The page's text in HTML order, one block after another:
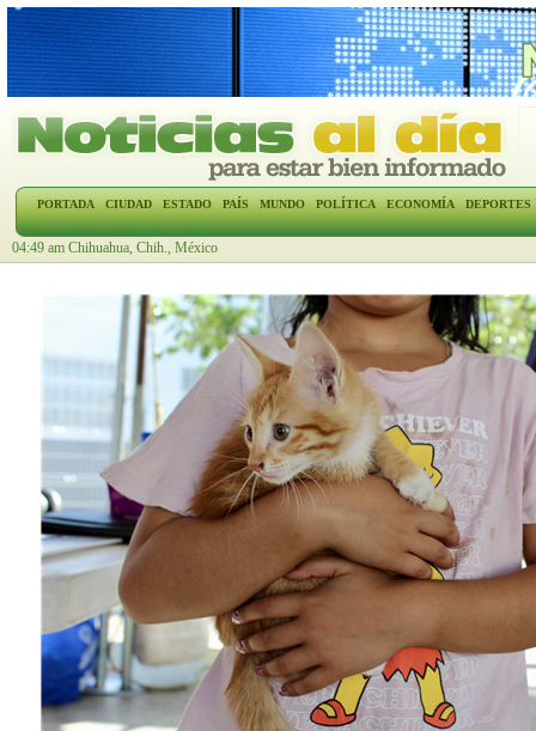
PORTADA CIUDAD ESTADO PAÍS MUNDO POLÍTICA ECONOMÍA DEPORTES
04:49 am Chihuahua, Chih., México